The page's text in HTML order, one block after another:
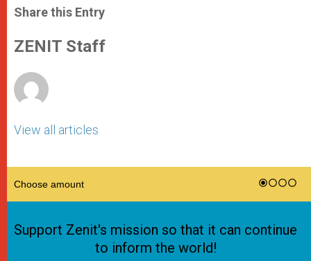
t
s
p
p
s
e
g
e
e
b
o
k
Share this Entry
ZENIT Staff
View all articles